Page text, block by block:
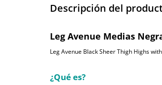
Descripción del
Leg Avenue Medias
Leg Avenue Black Sheer Thigh Highs
¿Qué es?